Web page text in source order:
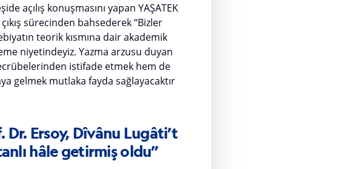
açılış konuşmasını yapan YAŞATEK
sürecinden bahsederek “Bizler
teorik kısmına dair akademik
niyetindeyiz. Yazma arzusu duyan
istifade etmek hem de
gelmek mutlaka fayda sağlayacaktır
Dr. Ersoy, Dîvânu Lugâti’t
hâle getirmiş oldu”